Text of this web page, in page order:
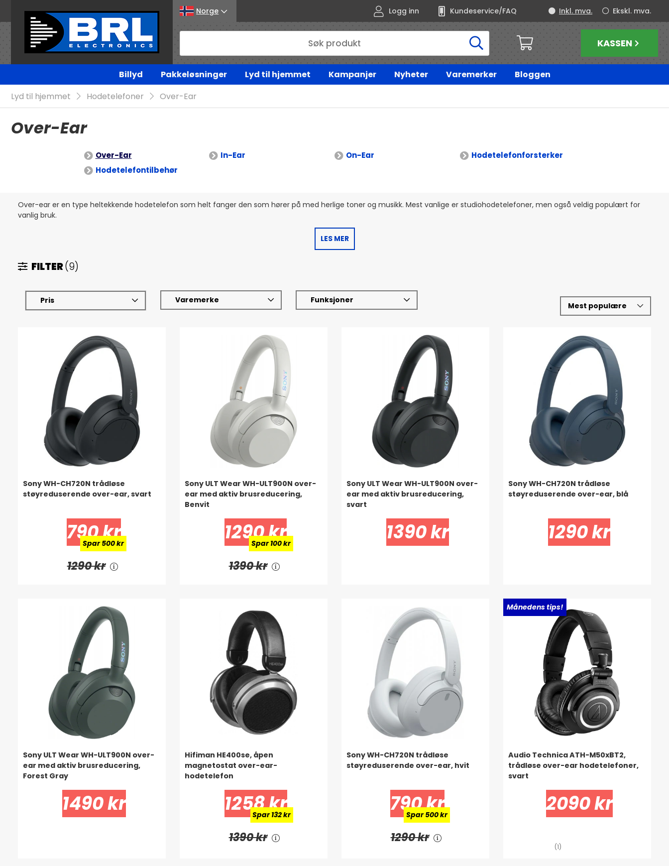
Norge Logg inn Kundeservice/FAQ Ekskl. mva.
Inkl. mva.
KASSEN
Billyd Pakkeløsninger Lyd til hjemmet Kampanjer Nyheter Varemerker
Bloggen
Lyd til hjemmet
Hodetelefoner Over-Ear
Over-Ear
Over-Ear In-Ear On-Ear
Hodetelefonforsterker
Hodetelefontilbehør
Over-ear er en type heltekkende hodetelefon som helt fanger den som hører på med herlige toner og musikk. Mest vanlige er studiohodetelefoner, men også veldig populært for
vanlig bruk.
LES MER
FILTER(9)
Pris Varemerke Funksjoner
Sony WH-CH720N trådløse
støyreduserende over-ear, svart
790 kr
Spar 500 kr
1290 kr
Sony ULT Wear WH-ULT900N over-
ear med aktiv brusreducering,
Benvit
1290 kr
Spar 100 kr
1390 kr
Sony ULT Wear WH-ULT900N over-
ear med aktiv brusreducering,
svart
1390 kr
Sony WH-CH720N trådløse
støyreduserende over-ear, blå
1290 kr
Sony ULT Wear WH-ULT900N over-
ear med aktiv brusreducering,
Forest Gray
1490 kr
Hifiman HE400se, åpen
magnetostat over-ear-
hodetelefon
1258 kr
Spar 132 kr
1390 kr
Sony WH-CH720N trådløse
støyreduserende over-ear, hvit
790 kr
Spar 500 kr
1290 kr
Månedens tips!
Audio Technica ATH-M50xBT2,
trådløse over-ear hodetelefoner,
svart
2090 kr
(1)